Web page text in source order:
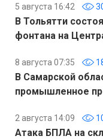
5 августа 16:42
В Тольятти
фонтана на
8 августа 07:35
В Самарской
промышленное
2 августа 14:09
Атака БПЛА на